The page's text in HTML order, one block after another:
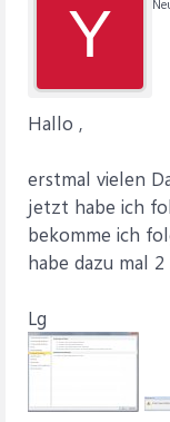
Y
Hallo ,
erstmal vielen
jetzt habe ich
bekomme ich
habe dazu mal
Lg